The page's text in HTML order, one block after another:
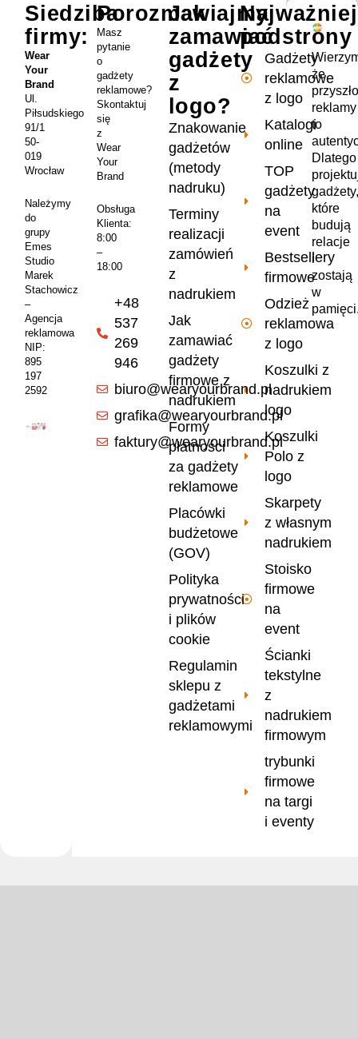
że
reklamy
to
Dlatego
gadżety,
które
budują
relacje
i
zostają
w
podstrony
Gadżety
reklamowe
z logo
Katalogi
online
TOP
gadżety
na
event
Bestsellery
firmowe
Odzież
reklamowa
z logo
Koszulki z
nadrukiem
logo
Koszulki
Polo z
logo
Skarpety
z własnym
nadrukiem
Stoisko
firmowe
na
event
Ścianki
tekstylne
z
nadrukiem
firmowym
trybunki
firmowe
na targi
i eventy
Jak
zamawiać
gadżety
z
logo?
Znakowanie
gadżetów
(metody
nadruku)
Terminy
realizacji
zamówień
z
nadrukiem
Jak
zamawiać
gadżety
firmowe z
nadrukiem
Formy
płatności
za gadżety
reklamowe
Placówki
budżetowe
(GOV)
Polityka
prywatności
i plików
cookie
Regulamin
sklepu z
gadżetami
reklamowymi
Porozmawiajmy
Masz
pytanie
o
gadżety
reklamowe?
Skontaktuj
się
z
Wear
Your
Brand
Obsługa
Klienta:
8:00
–
18:00
+48
537
269
946
biuro@wearyourbrand.pl
grafika@wearyourbrand.pl
faktury@wearyourbrand.pl
Siedziba
firmy:
Wear
Your
Brand
Ul.
Piłsudskiego
91/1
50-
019
Wrocław
Należymy
do
grupy
Emes
Studio
Marek
Stachowicz
–
Agencja
reklamowa
NIP:
895
197
2592